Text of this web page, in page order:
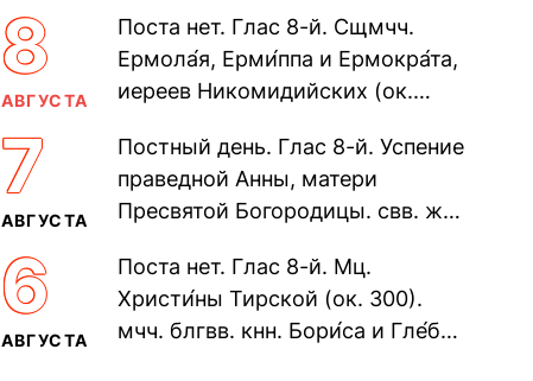
8
АВГУСТА
Поста нет. Глас 8-й. Сщмчч.
Ермола́я, Ерми́ппа и Ермокра́та,
иереев Никомидийских (ок.
Печерского, в Ближних
пещерах...
7
АВГУСТА
Постный день. Глас 8-й. Успение
праведной Анны, матери
Пресвятой Богородицы. свв. жен
прп. Евпракси́и девы,...
6
АВГУСТА
Поста нет. Глас 8-й. Мц.
Христи́ны Тирской (ок. 300).
мчч. блгвв. кнн. Бори́са и Гле́ба,